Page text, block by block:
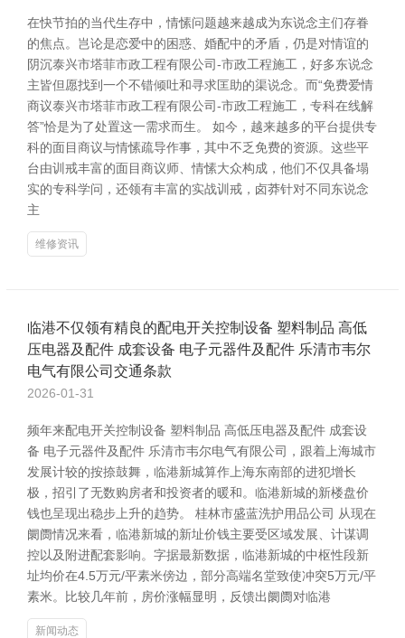
在快节拍的当代生存中，情愫问题越来越成为东说念主们存眷
的焦点。岂论是恋爱中的困惑、婚配中的矛盾，仍是对情谊的
阴沉泰兴市塔菲市政工程有限公司-市政工程施工，好多东说念
主皆但愿找到一个不错倾吐和寻求匡助的渠说念。而“免费爱情
商议泰兴市塔菲市政工程有限公司-市政工程施工，专科在线解
答”恰是为了处置这一需求而生。 如今，越来越多的平台提供专
科的面目商议与情愫疏导作事，其中不乏免费的资源。这些平
台由训戒丰富的面目商议师、情愫大众构成，他们不仅具备塌
实的专科学问，还领有丰富的实战训戒，卤莽针对不同东说念
主
维修资讯
临港不仅领有精良的配电开关控制设备 塑料制品 高低
压电器及配件 成套设备 电子元器件及配件 乐清市韦尔
电气有限公司交通条款
2026-01-31
频年来配电开关控制设备 塑料制品 高低压电器及配件 成套设
备 电子元器件及配件 乐清市韦尔电气有限公司，跟着上海城市
发展计较的按捺鼓舞，临港新城算作上海东南部的进犯增长
极，招引了无数购房者和投资者的暖和。临港新城的新楼盘价
钱也呈现出稳步上升的趋势。 桂林市盛蓝洗护用品公司 从现在
阛阓情况来看，临港新城的新址价钱主要受区域发展、计谋调
控以及附进配套影响。字据最新数据，临港新城的中枢性段新
址均价在4.5万元/平素米傍边，部分高端名堂致使冲突5万元/平
素米。比较几年前，房价涨幅显明，反馈出阛阓对临港
新闻动态